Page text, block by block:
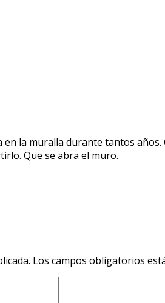
la muralla durante tantos años.
Que se abra el muro.
Los campos obligatorios